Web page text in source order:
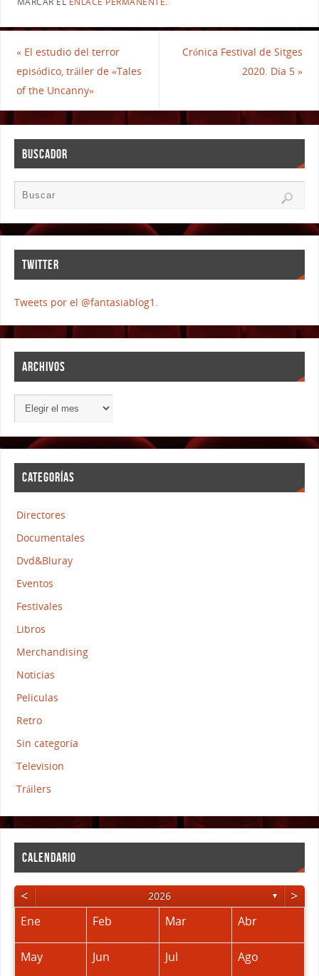
«El estudio del terror
episódico, tráiler de «Tales
of the Uncanny»
Crónica Festival de Sitges
2020. Día 5»
BUSCADOR
TWITTER
Tweets por el @fantasiablog1.
ARCHIVOS
CATEGORÍAS
Directores
Documentales
Dvd&Bluray
Eventos
Festivales
Libros
Merchandising
Noticias
Peliculas
Retro
Sin categoría
Television
Tráilers
CALENDARIO
< 2026 ▼ >
Ene Feb Mar Abr
May Jun Jul Ago